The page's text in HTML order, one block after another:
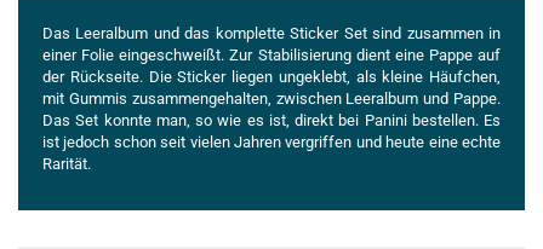
Das Leeralbum und das komplette Sticker Set sind zusammen in
einer Folie eingeschweißt. Zur Stabilisierung dient eine Pappe auf
der Rückseite. Die Sticker liegen ungeklebt, als kleine Häufchen,
mit Gummis zusammengehalten, zwischen Leeralbum und Pappe.
Das Set konnte man, so wie es ist, direkt bei Panini bestellen. Es
ist jedoch schon seit vielen Jahren vergriffen und heute eine echte
Rarität.